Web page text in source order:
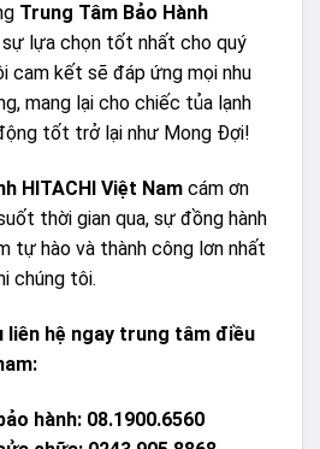
Trung Tâm Bảo Hành
sự lựa chọn tốt nhất cho quý
cam kết sẽ đáp ứng mọi nhu
mang lại cho chiếc tủa lạnh
tốt trở lại như Mong Đợi!
HITACHI Việt Nam cám ơn
thời gian qua, sự đồng hành
tự hào và thành công lơn nhất
chúng tôi.
liên hệ ngay trung tâm điều
hành: 08.1900.6560